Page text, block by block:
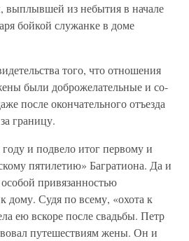
из небытия в начале
бойкой служанке в доме
того, что отношения
были доброжелательные и со­
после окончательного отъезда
границу.
и подвело итог первому и
пятилетию» Багратиона. Да и
привязанностью
Судя по всему, «охота к
ею вскоре после свадьбы. Петр
путешествиям жены. Он и